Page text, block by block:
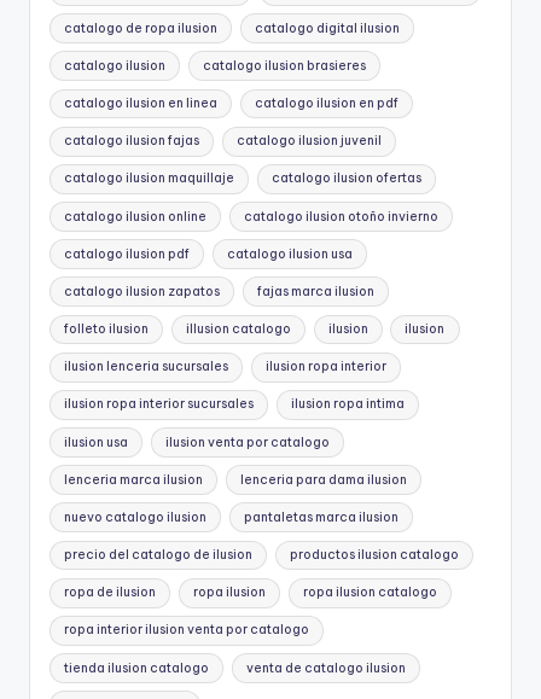
catalogo de ropa ilusion catalogo digital ilusion
catalogo ilusion catalogo ilusion brasieres
catalogo ilusion en linea catalogo ilusion en pdf
catalogo ilusion fajas catalogo ilusion juvenil
catalogo ilusion maquillaje catalogo ilusion ofertas
catalogo ilusion online catalogo ilusion otoño invierno
catalogo ilusion pdf catalogo ilusion usa
catalogo ilusion zapatos fajas marca ilusion
folleto ilusion illusion catalogo ilusion ilusion
ilusion lenceria sucursales ilusion ropa interior
ilusion ropa interior sucursales ilusion ropa intima
ilusion usa ilusion venta por catalogo
lenceria marca ilusion lenceria para dama ilusion
nuevo catalogo ilusion pantaletas marca ilusion
precio del catalogo de ilusion productos ilusion catalogo
ropa de ilusion ropa ilusion ropa ilusion catalogo
ropa interior ilusion venta por catalogo
tienda ilusion catalogo venta de catalogo ilusion